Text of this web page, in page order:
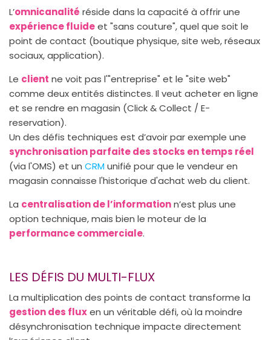
L’omnicanalité réside dans la capacité à offrir une
expérience fluideet "sans couture", quel que soit le
point de contact (boutique physique, site web, réseaux
sociaux, application).
Le client ne voit pas l'"entreprise" et le "site web"
comme deux entités distinctes. Il veut acheter en ligne
et se rendre en magasin (Click & Collect / E-
reservation).
Un des défis techniques est d’avoir par exemple une
synchronisation parfaite des stocks en temps réel
(via l'OMS) et un CRMunifié pour que le vendeur en
magasin connaisse l'historique d'achat web du client.
La centralisation de l’informationn’est plus une
option technique, mais bien le moteur de la
performance commerciale.
LES DÉFIS DU MULTI-FLUX
La multiplication des points de contact transforme la
gestion des fluxen un véritable défi, où la moindre
désynchronisation technique impacte directement